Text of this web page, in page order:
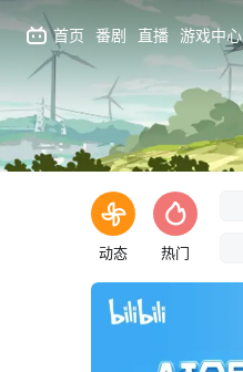
首页 番剧 直播 游戏中心
动态 热门